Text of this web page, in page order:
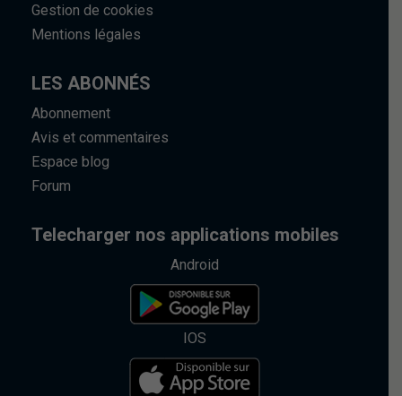
Gestion de cookies
Mentions légales
LES ABONNÉS
Abonnement
Avis et commentaires
Espace blog
Forum
Telecharger nos applications mobiles
Android
IOS